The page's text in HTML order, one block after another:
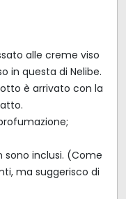
alle creme viso
in questa di Nelibe.
è arrivato con la
sono inclusi. (Come
ma suggerisco di